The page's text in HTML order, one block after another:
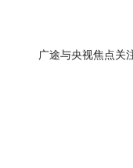
广途与央视焦点关